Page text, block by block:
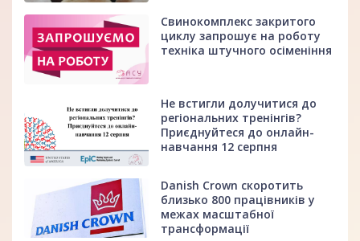
Свинокомплекс закритого
циклу запрошує на роботу
техніка штучного осіменіння
Не встигли долучитися до
регіональних тренінгів?
Приєднуйтеся до онлайн-
навчання 12 серпня
Danish Crown скоротить
близько 800 працівників у
межах масштабної
трансформації